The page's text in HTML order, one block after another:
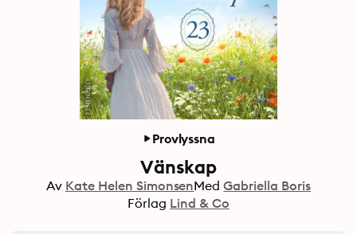
Provlyssna
Vänskap
Av Kate Helen SimonsenMed Gabriella Boris
Förlag Lind & Co